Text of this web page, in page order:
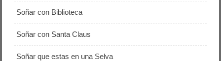
Soñar con Biblioteca
Soñar con Santa Claus
Soñar que estas en una Selva